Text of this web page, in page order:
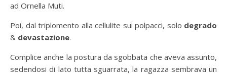
ad Ornella Muti.
Poi, dal triplomento alla cellulite sui polpacci, solo degrado
& devastazione.
Complice anche la postura da sgobbata che aveva assunto,
sedendosi di lato tutta sguarrata, la ragazza sembrava un